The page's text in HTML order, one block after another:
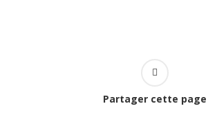
Partager cette page